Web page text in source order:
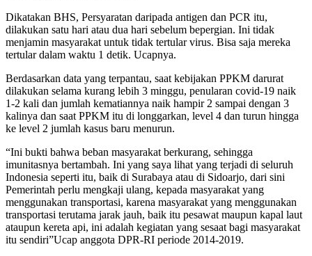
Dikatakan BHS, Persyaratan daripada antigen dan PCR itu,
dilakukan satu hari atau dua hari sebelum bepergian. Ini tidak
menjamin masyarakat untuk tidak tertular virus. Bisa saja mereka
tertular dalam waktu 1 detik. Ucapnya.
Berdasarkan data yang terpantau, saat kebijakan PPKM darurat
dilakukan selama kurang lebih 3 minggu, penularan covid-19 naik
1-2 kali dan jumlah kematiannya naik hampir 2 sampai dengan 3
kalinya dan saat PPKM itu di longgarkan, level 4 dan turun hingga
ke level 2 jumlah kasus baru menurun.
“Ini bukti bahwa beban masyarakat berkurang, sehingga
imunitasnya bertambah. Ini yang saya lihat yang terjadi di seluruh
Indonesia seperti itu, baik di Surabaya atau di Sidoarjo, dari sini
Pemerintah perlu mengkaji ulang, kepada masyarakat yang
menggunakan transportasi, karena masyarakat yang menggunakan
transportasi terutama jarak jauh, baik itu pesawat maupun kapal laut
ataupun kereta api, ini adalah kegiatan yang sesaat bagi masyarakat
itu sendiri”Ucap anggota DPR-RI periode 2014-2019.